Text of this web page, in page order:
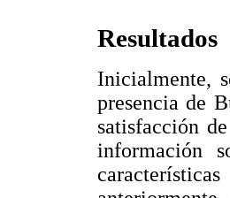
Resultados
Inicialmente,
presencia de
satisfacción
información